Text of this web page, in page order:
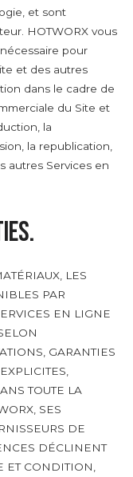
et sont
HOTWORX vous
pour
et des autres
dans le cadre de
du Site et
la
la republication,
autres Services en
LES
PAR
EN LIGNE
GARANTIES
TOUTE LA
SES
DE
DÉCLINENT
ET CONDITION,